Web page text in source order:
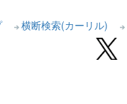
横断検索(カーリル)